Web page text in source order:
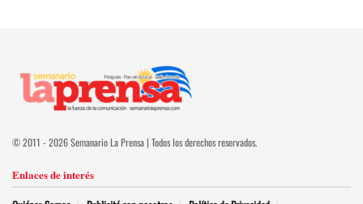
© 2011 - 2026 Semanario La Prensa | Todos los derechos reservados.
Enlaces de interés